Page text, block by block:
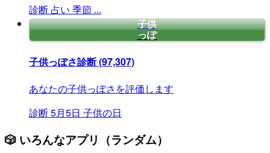
診断 占い 季節 ...
子供
っぽ
子供っぽさ診断(97,307)
あなたの子供っぽさを評価します
診断5月5日 子供の日
🎲 いろんなアプリ（ランダム）